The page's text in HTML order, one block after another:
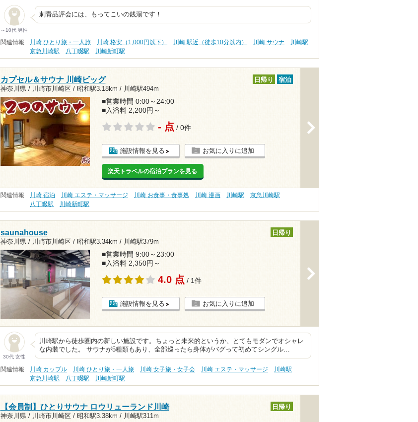
～10代 男性
刺青品評会には、もってこいの銭湯です！
関連情報 川崎 ひとり旅・一人旅 川崎 格安（1,000円以下） 川崎 駅近（徒歩10分以内） 川崎 サウナ
川崎駅
京急川崎駅
八丁畷駅 川崎新町駅
カプセル＆サウナ 川崎ビッグ
神奈川県 / 川崎市川崎区 / 昭和駅3.18km / 川崎駅494m
日帰り 宿泊
■営業時間 0:00～24:00
■入浴料 2,200円～
- 点 / 0件
施設情報を見る お気に入りに追加
楽天トラベルの宿泊プランを見る
関連情報 川崎 宿泊 川崎 エステ・マッサージ 川崎 お食事・食事処 川崎 漫画 川崎駅
京急川崎駅
八丁畷駅
川崎新町駅
saunahouse
神奈川県 / 川崎市川崎区 / 昭和駅3.34km / 川崎駅379m
日帰り
■営業時間 9:00～23:00
■入浴料 2,350円～
4.0 点 / 1件
施設情報を見る お気に入りに追加
30代 女性
川崎駅から徒歩圏内の新しい施設です。ちょっと未来的というか、とてもモダンでオシャレ
な内装でした。 サウナが5種類もあり、全部巡ったら身体がバグって初めてシングル…
関連情報 川崎 カップル 川崎 ひとり旅・一人旅 川崎 女子旅・女子会 川崎 エステ・マッサージ
川崎駅
京急川崎駅
八丁畷駅 川崎新町駅
【会員制】ひとりサウナ ロウリューランド川崎
神奈川県 / 川崎市川崎区 / 昭和駅3.38km / 川崎駅311m
日帰り